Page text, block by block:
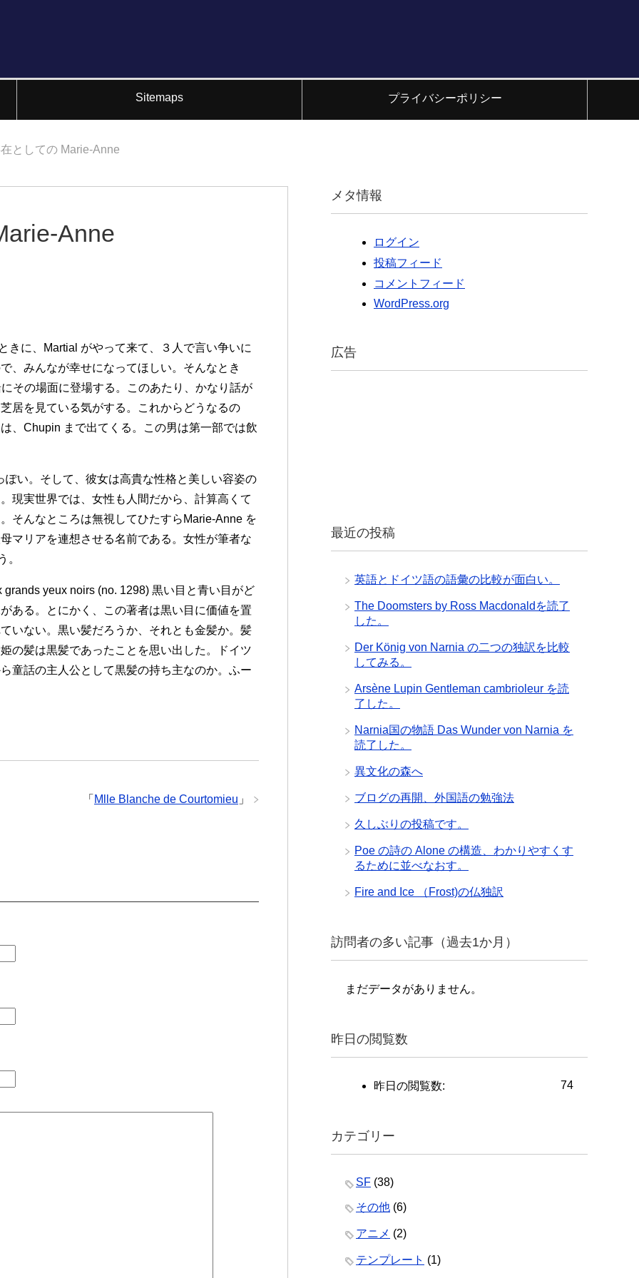
Sitemaps プライバシーポリシー
としての Marie-Anne
Anne
きに、Martial がやって来て、３人で言い争いに
、みんなが幸せになってほしい。そんなとき
その場面に登場する。このあたり、かなり話が
居を見ている気がする。これからどうなるの
、Chupin まで出てくる。この男は第一部では飲
い。そして、彼女は高貴な性格と美しい容姿の
現実世界では、女性も人間だから、計算高くて
そんなところは無視してひたすらMarie-Anne を
マリアを連想させる名前である。女性が筆者な
。
yeux noirs (no. 1298) 黒い目と青い目がど
ある。とにかく、この著者は黒い目に価値を置
いない。黒い髪だろうか、それとも金髪か。髪
の髪は黒髪であったことを思い出した。ドイツ
童話の主人公として黒髪の持ち主なのか。ふー
「 Mlle Blanche de Courtomieu 」
メタ情報
ログイン
投稿フィード
コメントフィード
WordPress.org
広告
最近の投稿
英語とドイツ語の語彙の比較が面白い。
The Doomsters by Ross Macdonaldを読了
した。
Der König von Narnia の二つの独訳を比較
してみる。
Arsène Lupin Gentleman cambrioleur を読
了した。
Narnia国の物語 Das Wunder von Narnia を
読了した。
異文化の森へ
ブログの再開、外国語の勉強法
久しぶりの投稿です。
Poe の詩の Alone の構造、わかりやすくす
るために並べなおす。
Fire and Ice （Frost)の仏独訳
訪問者の多い記事（過去1か月）
まだデータがありません。
昨日の閲覧数
74
昨日の閲覧数:
カテゴリー
SF (38)
その他 (6)
アニメ (2)
テンプレート (1)